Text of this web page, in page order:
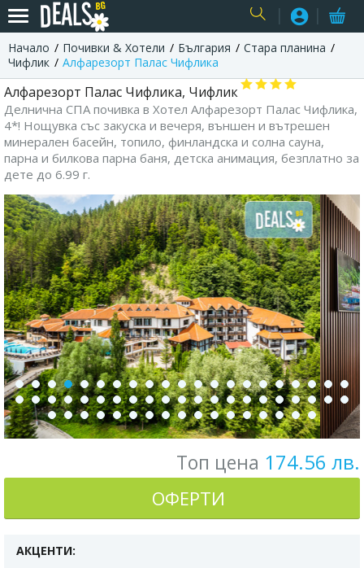
USER
Начало Почивки & Хотели България
Стара планина
Чифлик
Алфарезорт Палас Чифлика
Алфарезорт Палас Чифлика, Чифлик
Делнична СПА почивка в Хотел Алфарезорт Палас Чифлика,
4*! Нощувка със закуска и вечеря, външен и вътрешен
минерален басейн, топило, финландска и солна сауна,
парна и билкова парна баня, детска анимация, безплатно за
дете до 6.99 г.
Топ цена 174.56 лв.
ОФЕРТИ
АКЦЕНТИ: